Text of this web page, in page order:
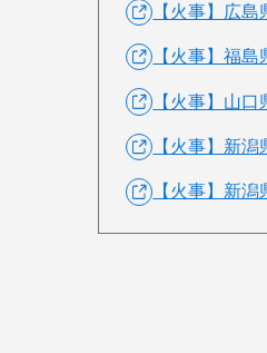
【火事】広
【火事】福
【火事】山
【火事】新
【火事】新